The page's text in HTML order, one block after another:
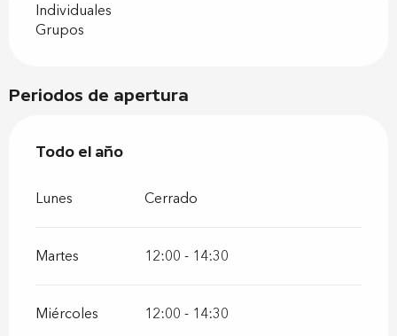
Individuales
Grupos
Periodos de apertura
Todo el año
Todo el año
Lunes Cerrado
Martes 12:00 - 14:30
Miércoles 12:00 - 14:30